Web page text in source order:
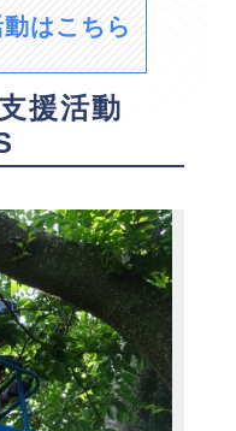
はこちら
援活動